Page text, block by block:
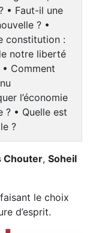
• Faut-il une
? •
constitution :
notre liberté
Comment
l’économie
• Quelle est
?
Chouter,Soheil
le choix
d’esprit.